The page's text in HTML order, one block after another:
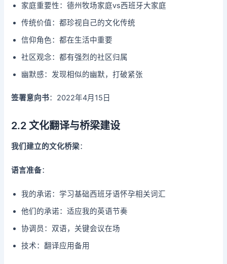
家庭重要性：德州牧场家庭vs西班牙大家庭
传统价值：都珍视自己的文化传统
信仰角色：都在生活中重要
社区观念：都有强烈的社区归属
幽默感：发现相似的幽默，打破紧张
签署意向书：2022年4月15日
2.2 文化翻译与桥梁建设
我们建立的文化桥梁：
语言准备：
我的承诺：学习基础西班牙语怀孕相关词汇
他们的承诺：适应我的英语节奏
协调员：双语，关键会议在场
技术：翻译应用备用